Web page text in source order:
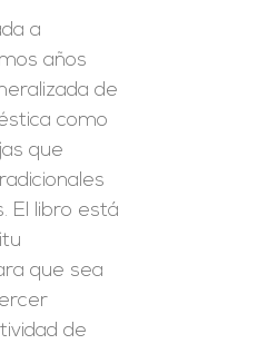
a
años
de
como
que
El libro está
que sea
de